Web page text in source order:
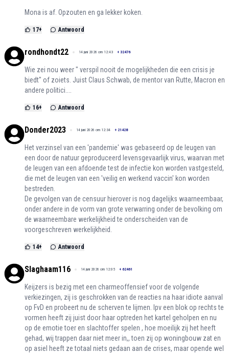
Mona is af. Opzouten en ga lekker koken.
17+ Antwoord
rondhondt22 14 juni 2026 om 12:43 + 32476
Wie zei nou weer " verspil nooit de mogelijkheden die een crisis je
biedt" of zoiets. Juist Claus Schwab, de mentor van Rutte, Macron en
andere politici....
16+ Antwoord
Donder2023 14 juni 2026 om 12:34 + 21428
Het verzinsel van een 'pandemie' was gebaseerd op de leugen van
een door de natuur geproduceerd levensgevaarlijk virus, waarvan met
de leugen van een afdoende test de infectie kon worden vastgesteld,
die met de leugen van een 'veilig en werkend vaccin' kon worden
bestreden.
De gevolgen van de censuur hierover is nog dagelijks waarneembaar,
onder andere in de vorm van grote verwarring onder de bevolking om
de waarneembare werkelijkheid te onderscheiden van de
voorgeschreven werkelijkheid.
14+ Antwoord
Slaghaam116 14 juni 2026 om 12:05 + 62461
Keijzers is bezig met een charmeoffensief voor de volgende
verkiezingen, zij is geschrokken van de reacties na haar idiote aanval
op FvD en probeert nu de scherven te lijmen. Ipv een blok op rechts te
vormen heeft zij juist door haar optreden het kartel geholpen en nu
op de emotie toer en slachtoffer spelen , hoe moeilijk zij het heeft
gehad, wij trappen daar niet meer in,, toen zij op woningbouw zat en
op asiel heeft ze totaal niets gedaan aan de crises, maar opende wel